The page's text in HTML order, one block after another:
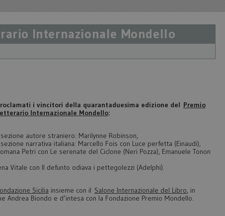
Internazionale Mondello
i vincitori della quarantaduesima edizione del Premio
Internazionale Mondello:
autore straniero: Marilynne Robinson,
narrativa italiana: Marcello Fois con Luce perfetta (Einaudi),
Petri con Le serenate del Ciclone (Neri Pozza), Emanuele Tonon
Vitale con Il defunto odiava i pettegolezzi (Adelphi).
Sicilia insieme con il Salone Internazionale del Libro, in
Andrea Biondo e d’intesa con la Fondazione Premio Mondello.